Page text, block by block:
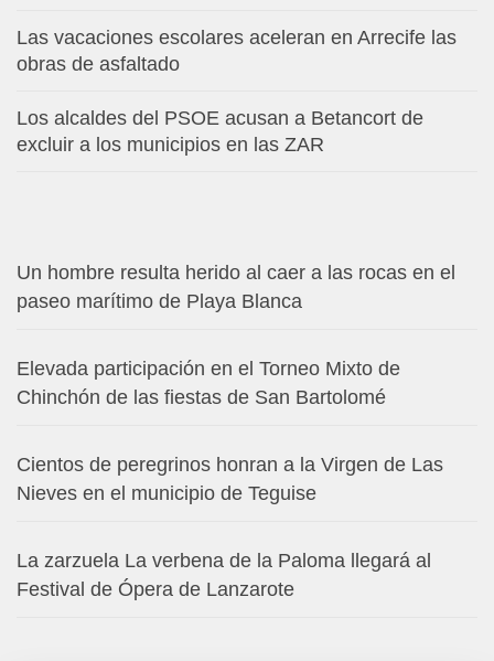
Las vacaciones escolares aceleran en Arrecife las
obras de asfaltado
Los alcaldes del PSOE acusan a Betancort de
excluir a los municipios en las ZAR
Un hombre resulta herido al caer a las rocas en el
paseo marítimo de Playa Blanca
Elevada participación en el Torneo Mixto de
Chinchón de las fiestas de San Bartolomé
Cientos de peregrinos honran a la Virgen de Las
Nieves en el municipio de Teguise
La zarzuela La verbena de la Paloma llegará al
Festival de Ópera de Lanzarote